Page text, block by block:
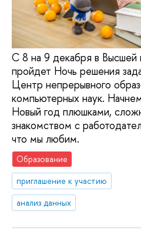
С 8 на 9 декабря в Высшей
пройдет Ночь решения
Центр непрерывного
компьютерных наук.
Новый год плюшками,
знакомством с
что мы любим.
Образование
приглашение к участию
анализ данных